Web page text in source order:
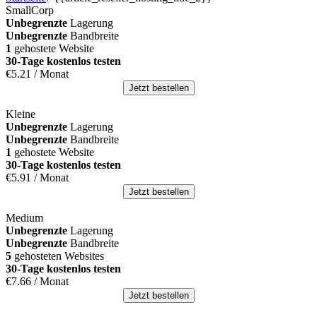
SmallCorp
Unbegrenzte Lagerung
Unbegrenzte Bandbreite
1 gehostete Website
30-Tage kostenlos testen
€5.21 / Monat
Jetzt bestellen
Kleine
Unbegrenzte Lagerung
Unbegrenzte Bandbreite
1 gehostete Website
30-Tage kostenlos testen
€5.91 / Monat
Jetzt bestellen
Medium
Unbegrenzte Lagerung
Unbegrenzte Bandbreite
5 gehosteten Websites
30-Tage kostenlos testen
€7.66 / Monat
Jetzt bestellen